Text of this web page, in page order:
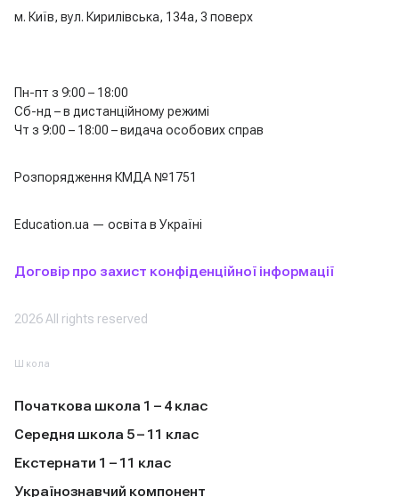
м. Київ, вул. Кирилівська, 134а, 3 поверх
Пн-пт з 9:00 – 18:00
Сб-нд – в дистанційному режимі
Чт з 9:00 – 18:00 – видача особових справ
Розпорядження КМДА №1751
Education.ua — освіта в Україні
Договір про захист конфіденційної інформації
2026 All rights reserved
Школа
Початкова школа 1 – 4 клас
Середня школа 5 – 11 клас
Екстернати 1 – 11 клас
Українознавчий компонент